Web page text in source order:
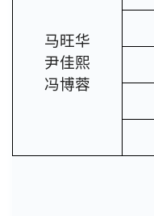
马旺华
尹佳熙
冯博蓉